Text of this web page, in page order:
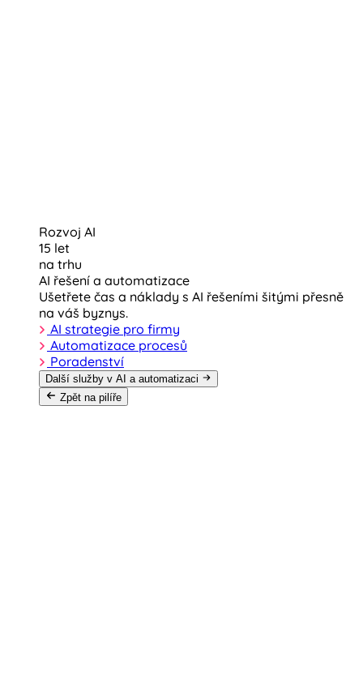
Rozvoj AI
15 let
na trhu
AI řešení a automatizace
Ušetřete čas a náklady s AI řešeními šitými přesně
na váš byznys.
AI strategie pro firmy
Automatizace procesů
Poradenství
Další služby v AI a automatizaci
Zpět na pilíře